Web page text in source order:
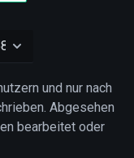
und nur nach
Abgesehen
bearbeitet oder